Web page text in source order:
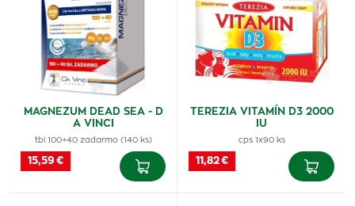
MAGNEZUM DEAD SEA - D
A VINCI
tbl 100+40 zadarmo (140 ks)
15,59 €
TEREZIA VITAMÍN D3 2000
IU
cps 1x90 ks
11,82 €